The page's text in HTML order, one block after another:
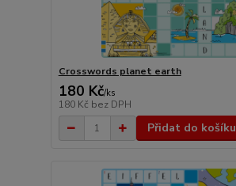
Crosswords planet earth
180 Kč/ks
180 Kč bez DPH
Přidat do košíku